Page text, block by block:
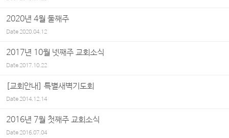
2020년 4월 둘째주
Date2020.04.12
2017년 10월 넷째주 교회소식
Date2017.10.22
[교회안내] 특별새벽기도회
Date2014.12.14
2016년 7월 첫째주 교회소식
Date2016.07.04